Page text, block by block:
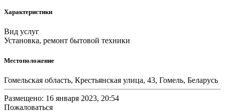
Характеристики
Вид услуг
Установка, ремонт бытовой техники
Местоположение
Гомельская область, Крестьянская улица, 43, Гомель, Беларусь
Размещено: 16 января 2023, 20:54
Пожаловаться